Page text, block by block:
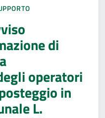
di
operatori
in
L.